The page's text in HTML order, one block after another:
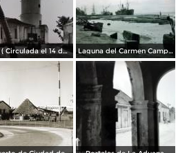
El faro ( Circulada el 14 de Septiembre de 1950 ). Laguna del Carmen Campeche por el Fotógrafo Hugo Brehme.